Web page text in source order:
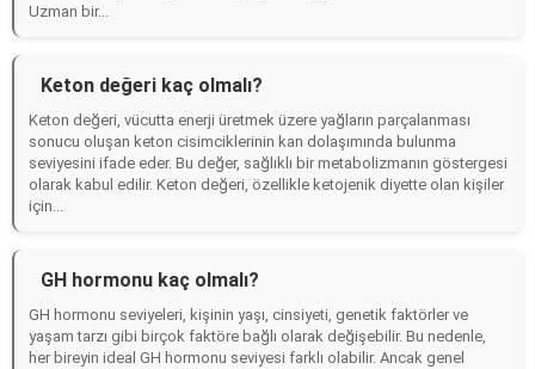
Uzman bir...
Keton değeri kaç olmalı?
Keton değeri, vücutta enerji üretmek üzere yağların parçalanması
sonucu oluşan keton cisimciklerinin kan dolaşımında bulunma
seviyesini ifade eder. Bu değer, sağlıklı bir metabolizmanın göstergesi
olarak kabul edilir. Keton değeri, özellikle ketojenik diyette olan kişiler
için...
GH hormonu kaç olmalı?
GH hormonu seviyeleri, kişinin yaşı, cinsiyeti, genetik faktörler ve
yaşam tarzı gibi birçok faktöre bağlı olarak değişebilir. Bu nedenle,
her bireyin ideal GH hormonu seviyesi farklı olabilir. Ancak genel